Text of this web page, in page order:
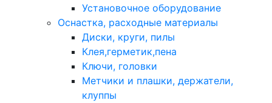
Установочное оборудование
Оснастка, расходные материалы
Диски, круги, пилы
Клея,герметик,пена
Ключи, головки
Метчики и плашки, держатели,
клуппы